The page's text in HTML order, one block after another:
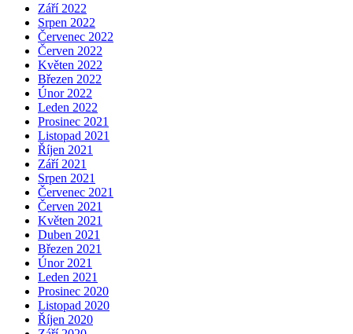
Září 2022
Srpen 2022
Červenec 2022
Červen 2022
Květen 2022
Březen 2022
Únor 2022
Leden 2022
Prosinec 2021
Listopad 2021
Říjen 2021
Září 2021
Srpen 2021
Červenec 2021
Červen 2021
Květen 2021
Duben 2021
Březen 2021
Únor 2021
Leden 2021
Prosinec 2020
Listopad 2020
Říjen 2020